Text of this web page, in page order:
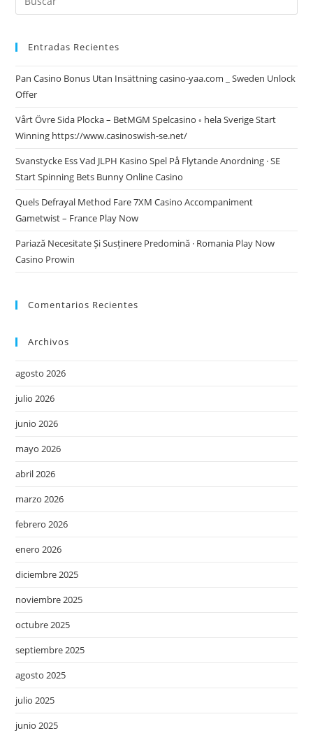
Entradas Recientes
Pan Casino Bonus Utan Insättning casino-yaa.com _ Sweden Unlock
Offer
Vårt Övre Sida Plocka – BetMGM Spelcasino ◦ hela Sverige Start
Winning https://www.casinoswish-se.net/
Svanstycke Ess Vad JLPH Kasino Spel På Flytande Anordning · SE
Start Spinning Bets Bunny Online Casino
Quels Defrayal Method Fare 7XM Casino Accompaniment
Gametwist – France Play Now
Pariază Necesitate Și Susținere Predomină · Romania Play Now
Casino Prowin
Comentarios Recientes
Archivos
agosto 2026
julio 2026
junio 2026
mayo 2026
abril 2026
marzo 2026
febrero 2026
enero 2026
diciembre 2025
noviembre 2025
octubre 2025
septiembre 2025
agosto 2025
julio 2025
junio 2025